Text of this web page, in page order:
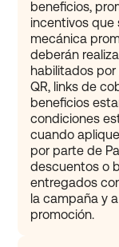
beneficios,
incentivos que
mecánica
deberán
habilitados
QR, links de
beneficios
condiciones
cuando
por parte de
descuentos o
entregados
la campaña y
promoción.